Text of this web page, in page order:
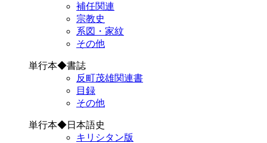
補任関連
宗教史
系図・家紋
その他
単行本◆書誌
反町茂雄関連書
目録
その他
単行本◆日本語史
キリシタン版